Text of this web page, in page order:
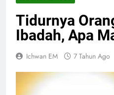
Tidurnya
Ibadah, Apa
Ichwan EM 7 Tahun Ago